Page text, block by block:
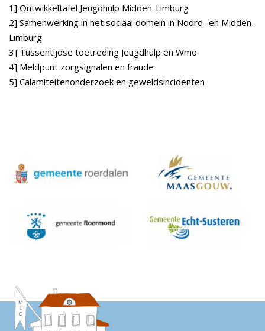
1] Ontwikkeltafel Jeugdhulp Midden-Limburg
2] Samenwerking in het sociaal domein in Noord- en Midden-
Limburg
3] Tussentijdse toetreding Jeugdhulp en Wmo
4] Meldpunt zorgsignalen en fraude
5] Calamiteitenonderzoek en geweldsincidenten